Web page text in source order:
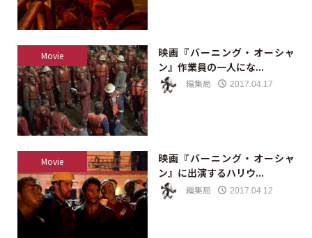
Movie
映画『バーニング・オーシャ
ン』作業員の一人にな...
編集局 2017.04.17
Movie
映画『バーニング・オーシャ
ン』に出演するハリウ...
編集局 2017.04.12